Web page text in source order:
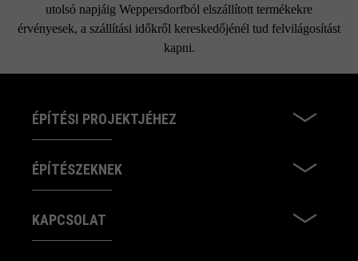
utolsó napjáig Weppersdorfból elszállított termékekre
érvényesek, a szállítási időkről kereskedőjénél tud felvilágosítást
kapni.
ÉPÍTÉSI PROJEKTJÉHEZ
ÉPÍTÉSZEKNEK
KAPCSOLAT